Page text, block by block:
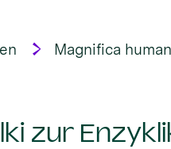
Magnifica
zur